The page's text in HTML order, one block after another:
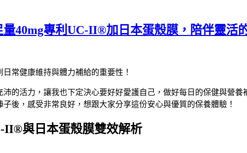
40mg專利UC-II®加日本蛋殼膜，陪伴靈活
常健康維持與體力補給的重要性！
的活力，讓我也下定決心要好好愛護自己，做好每日的保健與營
後，感受非常良好，想跟大家分享這份安心與優質的保養體驗！
II®與日本蛋殼膜雙效解析